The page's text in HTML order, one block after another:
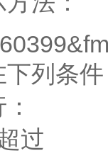
下列条件
过